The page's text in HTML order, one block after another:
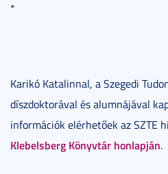
*
Karikó Katalinnal, a Szegedi
díszdoktorával és alumnájával
információk elérhetőek az SZTE
Klebelsberg Könyvtár honlapján.